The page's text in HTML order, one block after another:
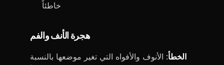
خاطئاً
هجرة الأنف والفم
الخطأ: الأنوف والأفواه التي تغير موضعها بالنسبة